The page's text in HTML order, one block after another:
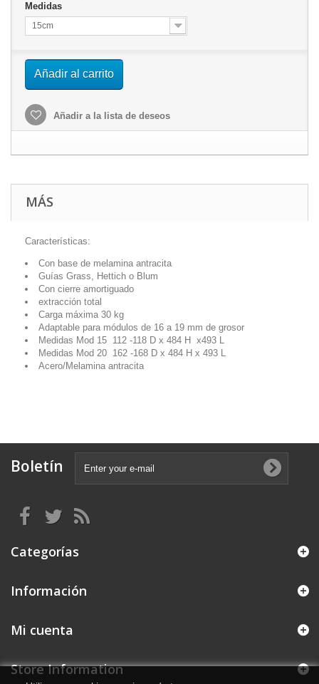
Medidas
15cm
Añadir al carrito
Añadir a la lista de deseos
MÁS
Características:
Con base de melamina antracita
Guías Grass, Hettich o Blum
Con cierre amortiguado
extracción total
Carga máxima 30 kg
Adaptable para módulos de 16 a 19 mm de grosor
Medidas Mod 15 112 -118 D x 484 H x493 L
Medidas Mod 20 162 -168 D x 484 H x 493 L
Acero/Melamina antracita
Boletín
Categorías
Información
Mi cuenta
Store Information